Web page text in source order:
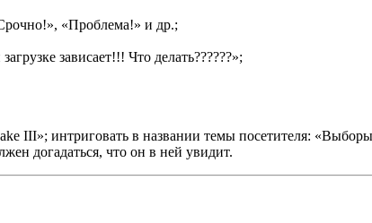
«Проблема!» и др.;
зависает!!! Что делать??????»;
III»; интриговать в названии темы посетителя:
догадаться, что он в ней увидит.